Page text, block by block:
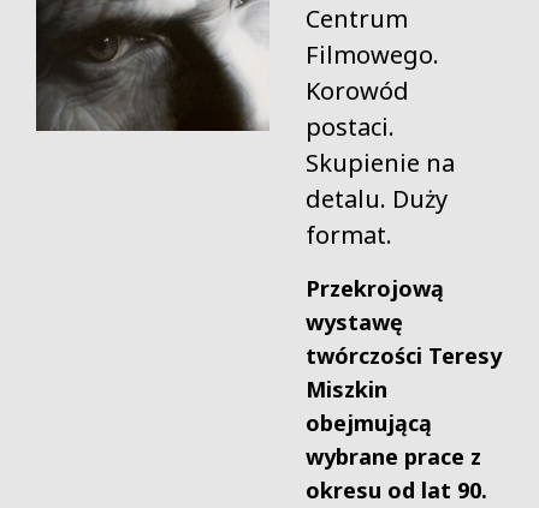
Centrum
Filmowego.
Korowód
postaci.
Skupienie na
detalu. Duży
format.
Przekrojową
wystawę
twórczości Teresy
Miszkin
obejmującą
wybrane prace z
okresu od lat 90.